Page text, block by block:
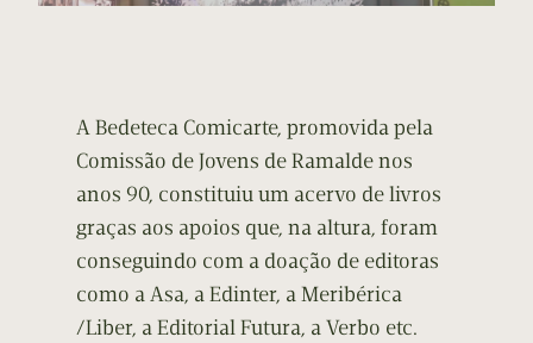
A Bedeteca Comicarte, promovida pela
Comissão de Jovens de Ramalde nos
anos 90, constituiu um acervo de livros
graças aos apoios que, na altura, foram
conseguindo com a doação de editoras
como a Asa, a Edinter, a Meribérica
/Liber, a Editorial Futura, a Verbo etc.